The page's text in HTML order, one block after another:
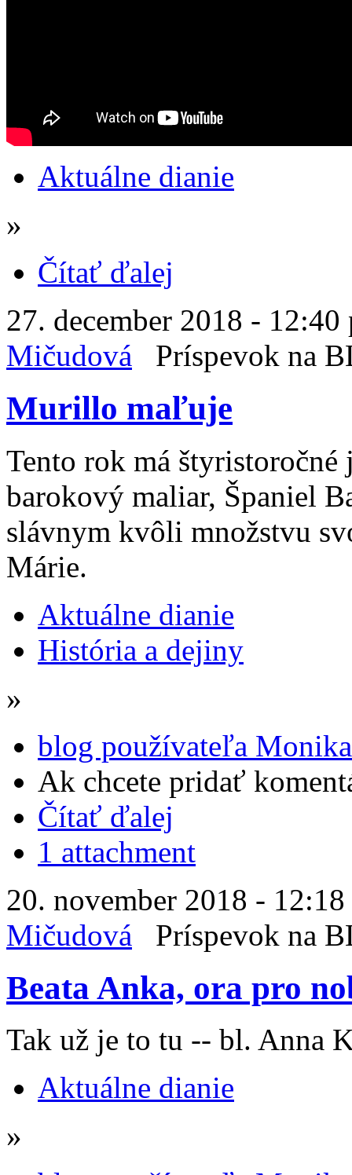
Aktuálne dianie
»
Čítať ďalej
27. december 2018 -
Mičudová Príspevok na
Murillo maľuje
Tento rok má
barokový maliar, Španiel
slávnym kvôli množstvu
Márie.
Aktuálne dianie
História a dejiny
»
blog používateľa
Ak chcete pridať
Čítať ďalej
1 attachment
20. november 2018 -
Mičudová Príspevok na
Beata Anka, ora pro
Tak už je to tu -- bl. Anna
Aktuálne dianie
»